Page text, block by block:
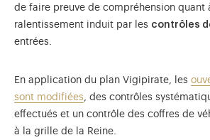
de faire preuve de compréhension quant
ralentissement induit par les contrôles
entrées.
En application du plan Vigipirate, les
sont modifiées, des contrôles
effectués et un contrôle des coffres de
à la grille de la Reine.